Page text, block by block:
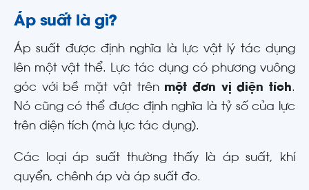
Áp suất là gì?
Áp suất được định nghĩa là lực vật lý tác dụng
lên một vật thể. Lực tác dụng có phương vuông
góc với bề mặt vật trên một đơn vị diện tích.
Nó cũng có thể được định nghĩa là tỷ số của lực
trên diện tích (mà lực tác dụng).
Các loại áp suất thường thấy là áp suất, khí
quyển, chênh áp và áp suất đo.